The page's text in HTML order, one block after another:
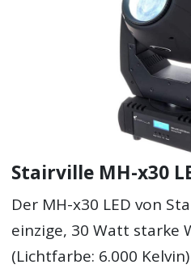
Stairville MH-x30
Der MH-x30 LED von
einzige, 30 Watt starke
(Lichtfarbe: 6.000